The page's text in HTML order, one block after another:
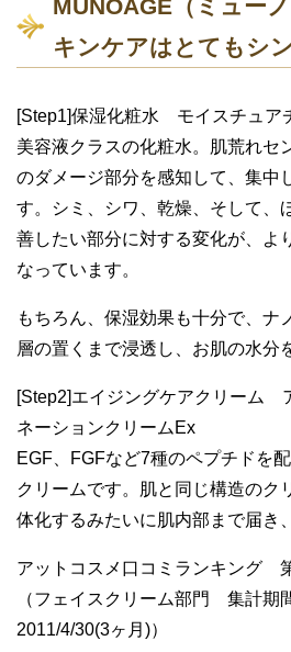
MUNOAGE（ミュー
キンケアはとてもシ
[Step1]保湿化粧水 モイスチュア
美容液クラスの化粧水。肌荒れセ
のダメージ部分を感知して、集中
す。シミ、シワ、乾燥、そして、
善したい部分に対する変化が、よ
なっています。
もちろん、保湿効果も十分で、ナ
層の置くまで浸透し、お肌の水分
[Step2]エイジングケアクリーム
ネーションクリームEx
EGF、FGFなど7種のペプチドを
クリームです。肌と同じ構造のク
体化するみたいに肌内部まで届き
アットコスメ口コミランキング
（フェイスクリーム部門 集計期
2011/4/30(3ヶ月)）